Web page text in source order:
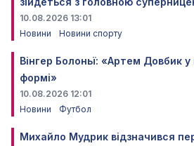
10.08.2026 13:01
Новини
Новини спорту
Вінгер Болоньї: «Артем Довбик у
формі»
10.08.2026 12:01
Новини
Футбол
Михайло Мудрик відзначився